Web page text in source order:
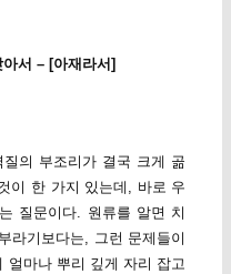
서 – [아재라서]
의 부조리가 결국 크게 곪
이 한 가지 있는데, 바로 우
질문이다. 원류를 알면 치
라기보다는, 그런 문제들이
얼마나 뿌리 깊게 자리 잡고